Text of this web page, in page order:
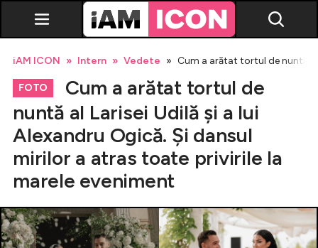
Vedete
Breaking news
Emisiuni TV
iAM ICON Intern Vedete Cum a arătat tortul de nuntă
FOTO
Cum a arătat tortul de
nuntă al Larisei Udilă și a lui
Alexandru Ogică. Și dansul
mirilor a atras toate privirile la
marele eveniment